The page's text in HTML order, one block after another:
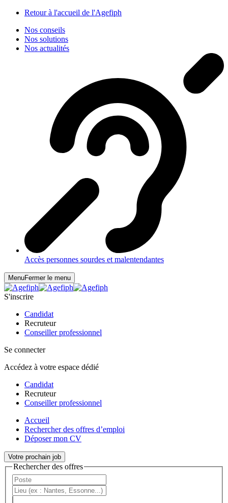
Retour à l'accueil de l'Agefiph
Nos conseils
Nos solutions
Nos actualités
Accès personnes sourdes et malentendantes
MenuFermer le menu
S'inscrire
Candidat
Recruteur
Conseiller professionnel
Se connecter
Accédez à votre espace dédié
Candidat
Recruteur
Conseiller professionnel
Accueil
Rechercher des offres d’emploi
Déposer mon CV
Votre prochain job
Rechercher des offres